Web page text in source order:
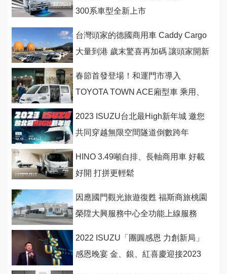
300系車型全新上市
台灣頭家的德國商用車 Caddy Cargo
大量到港 歲末驚喜再加碼 讓頭家開新
春節首發登場！和運門市導入
TOYOTA TOWN ACE廂型車 乘用、
2023 ISUZU台北最High新年城 邀您
共同穿越無限空間隧道倒數跨年
HINO 3.49噸自排、長軸商用車 好載
好開 打拼更輕鬆
因應國門觀光旅遊復甦 福斯商旅桃園
榮陞大興服務中心全功能上線服務
2022 ISUZU「團圓感恩 力創新局」
感恩晚宴 金、銀、紅喜慶迎接2023